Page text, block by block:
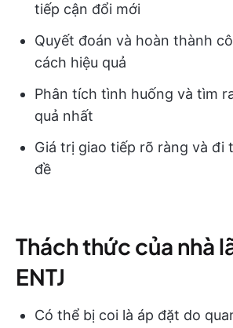
tiếp cận đổi mới
Quyết đoán và hoàn thành
cách hiệu quả
Phân tích tình huống và tìm
quả nhất
Giá trị giao tiếp rõ ràng và đi
đề
Thách thức của nhà
ENTJ
Có thể bị coi là áp đặt do